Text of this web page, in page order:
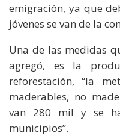
emigración, ya que
jóvenes se van de la
Una de las medidas
agregó, es la
reforestación, “la
maderables, no
van 280 mil y se
municipios”.